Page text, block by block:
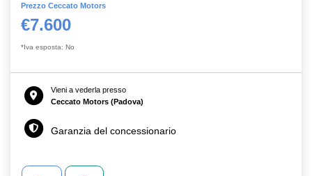
Prezzo Ceccato Motors
€7.600
*Iva esposta: No
Vieni a vederla presso
Ceccato Motors (Padova)
Garanzia del concessionario